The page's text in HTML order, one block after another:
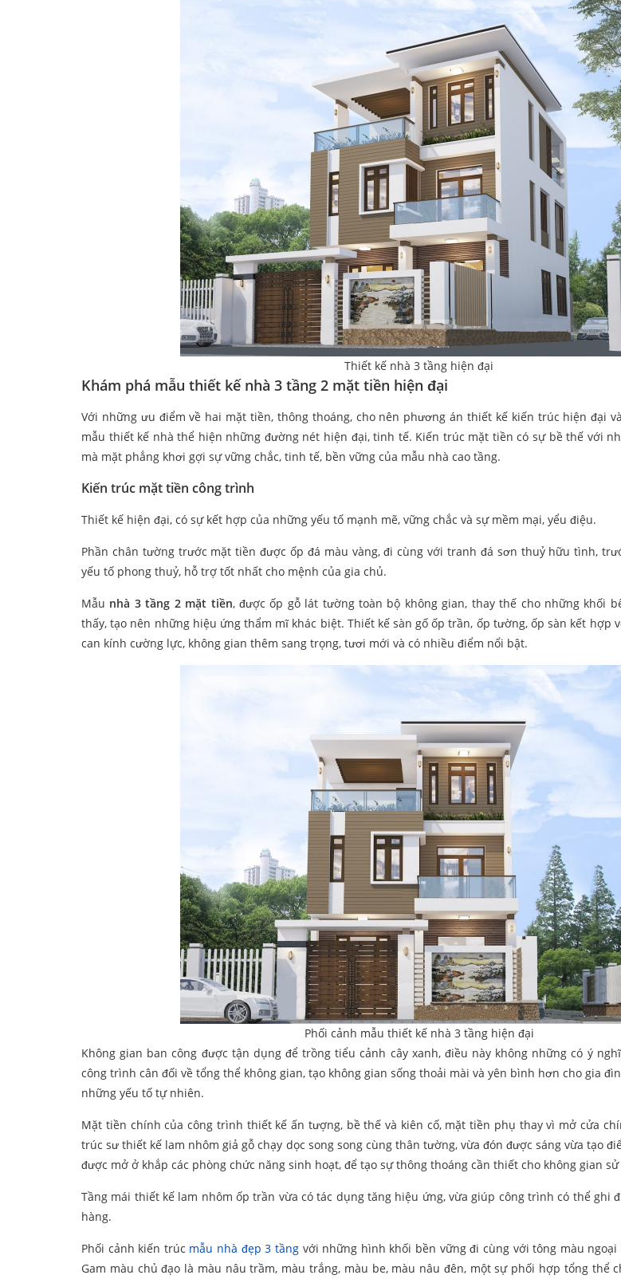
Thiết kế nhà 3 tầng hiện đại
Khám phá mẫu thiết kế nhà 3 tầng 2 mặt tiền hiện đại
Với những ưu điểm về hai mặt tiền, thông thoáng, cho nên phương án thiết kế kiến trúc hiện đại
mẫu thiết kế nhà thể hiện những đường nét hiện đại, tinh tế. Kiến trúc mặt tiền có sự bề thế với
mà mặt phẳng khơi gợi sự vững chắc, tinh tế, bền vững của mẫu nhà cao tầng.
Kiến trúc mặt tiền công trình
Thiết kế hiện đại, có sự kết hợp của những yếu tố mạnh mẽ, vững chắc và sự mềm mại, yểu điệu.
Phần chân tường trước mặt tiền được ốp đá màu vàng, đi cùng với tranh đá sơn thuỷ hữu tình,
yếu tố phong thuỷ, hỗ trợ tốt nhất cho mệnh của gia chủ.
Mẫu nhà 3 tầng 2 mặt tiền, được ốp gỗ lát tường toàn bộ không gian, thay thế cho những khối
thấy, tạo nên những hiệu ứng thẩm mĩ khác biệt. Thiết kế sàn gố ốp trần, ốp tường, ốp sàn kết hợp
can kính cường lực, không gian thêm sang trọng, tươi mới và có nhiều điểm nổi bật.
Phối cảnh mẫu thiết kế nhà 3 tầng hiện đại
Không gian ban công được tận dụng để trồng tiểu cảnh cây xanh, điều này không những có ý
công trình cân đối về tổng thể không gian, tạo không gian sống thoải mài và yên bình hơn cho gia
những yếu tố tự nhiên.
Mặt tiền chính của công trình thiết kế ấn tượng, bề thế và kiên cố, mặt tiền phụ thay vì mở cửa
trúc sư thiết kế lam nhôm giả gỗ chạy dọc song song cùng thân tường, vừa đón được sáng vừa tạo
được mở ở khắp các phòng chức năng sinh hoạt, để tạo sự thông thoáng cần thiết cho không gian
Tầng mái thiết kế lam nhôm ốp trần vừa có tác dụng tăng hiệu ứng, vừa giúp công trình có thể ghi
hàng.
Phối cảnh kiến trúc mẫu nhà đẹp 3 tầngvới những hình khối bền vững đi cùng với tông màu
Gam màu chủ đạo là màu nâu trầm, màu trắng, màu be, màu nâu đên, một sự phối hợp tổng thể